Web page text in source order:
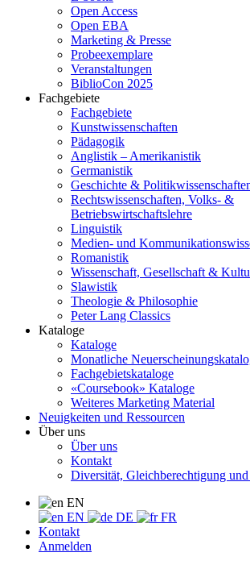
Open Access
Open EBA
Marketing & Presse
Probeexemplare
Veranstaltungen
BiblioCon 2025
Fachgebiete
Fachgebiete
Kunstwissenschaften
Pädagogik
Anglistik – Amerikanistik
Germanistik
Geschichte &
Rechtswissenschaften, Volks- &
Betriebswirtschaftslehre
Linguistik
Medien- und
Romanistik
Wissenschaft, Gesellschaft &
Slawistik
Theologie & Philosophie
Peter Lang Classics
Kataloge
Kataloge
Monatliche
Fachgebietskataloge
«Coursebook» Kataloge
Weiteres Marketing Material
Neuigkeiten und Ressourcen
Über uns
Über uns
Kontakt
Diversität, Gleichberechtigung
EN
EN
DE
FR
Kontakt
Anmelden